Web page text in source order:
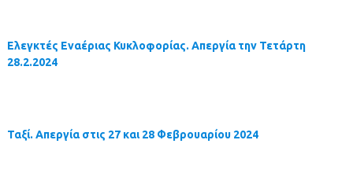
Ελεγκτές Εναέριας Κυκλοφορίας. Απεργία την Τετάρτη
28.2.2024
Ταξί. Απεργία στις 27 και 28 Φεβρουαρίου 2024